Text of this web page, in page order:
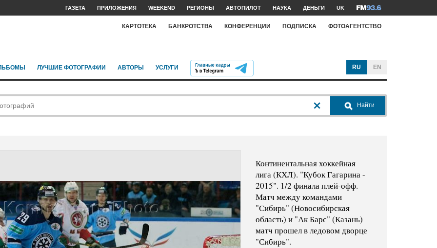
ГАЗЕТА ПРИЛОЖЕНИЯ WEEKEND РЕГИОНЫ АВТОПИЛОТ НАУКА ДЕНЬГИ UK
КАРТОТЕКА БАНКРОТСТВА КОНФЕРЕНЦИИ ПОДПИСКА ФОТОАГЕНТСТВО
ЛУЧШИЕ ФОТОГРАФИИ АВТОРЫ УСЛУГИ RU EN
Найти
Континентальная хоккейная
лига (КХЛ). "Кубок Гагарина -
2015". 1/2 финала плей-офф.
Матч между командами
"Сибирь" (Новосибирская
область) и "Ак Барс" (Казань)
матч прошел в ледовом дворце
"Сибирь".